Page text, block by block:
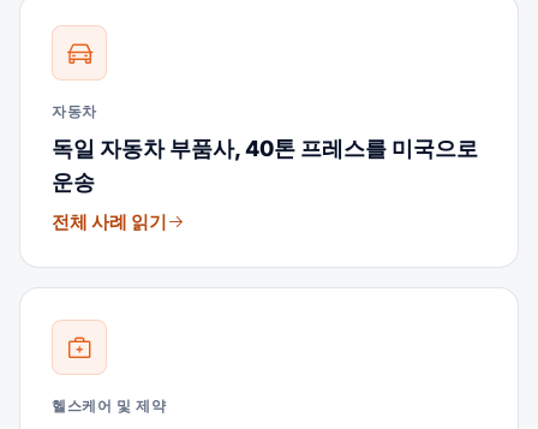
자동차
독일 자동차 부품사, 40톤 프레스를 미국으로
운송
전체 사례 읽기
헬스케어 및 제약